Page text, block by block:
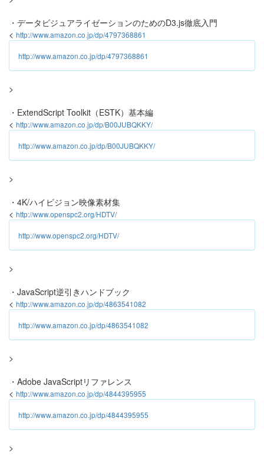
・データビジュアライゼーションのためのD3.js徹底入門
< http://www.amazon.co.jp/dp/4797368861
http://www.amazon.co.jp/dp/4797368861
>
・ExtendScript Toolkit（ESTK）基本編
< http://www.amazon.co.jp/dp/B00JUBQKKY/
http://www.amazon.co.jp/dp/B00JUBQKKY/
>
・4K/ハイビジョン映像素材集
< http://www.openspc2.org/HDTV/
http://www.openspc2.org/HDTV/
>
・JavaScript逆引きハンドブック
< http://www.amazon.co.jp/dp/4863541082
http://www.amazon.co.jp/dp/4863541082
>
・Adobe JavaScriptリファレンス
< http://www.amazon.co.jp/dp/4844395955
http://www.amazon.co.jp/dp/4844395955
>